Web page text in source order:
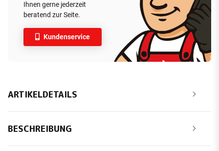
Ihnen gerne jederzeit
beratend zur Seite.
Kundenservice
ARTIKELDETAILS
BESCHREIBUNG